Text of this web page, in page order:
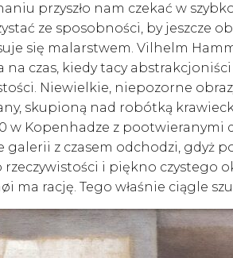
przyszło nam czekać w
ze sposobności, by jeszcze
się malarstwem. Vilhelm
czas, kiedy tacy
Niewielkie, niepozorne
skupioną nad robótką
w Kopenhadze z pootwieranymi
galerii z czasem odchodzi,
i piękno czystego
ma rację. Tego właśnie ciągle